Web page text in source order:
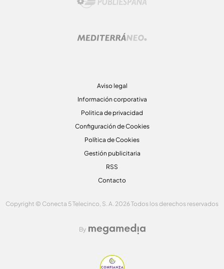
Aviso legal
Información corporativa
Politica de privacidad
Configuración de Cookies
Política de Cookies
Gestión publicitaria
RSS
Contacto
Copyright © Conecta 5 Telecinco, S. A. 2026 Todos los derechos reservados
By